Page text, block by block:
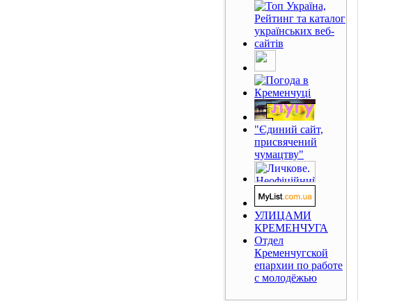
"Єдиний сайт,
присвячений
чумацтву"
УЛИЦАМИ
КРЕМЕНЧУГА
Отдел
Кременчугской
епархии по работе
с молодёжью